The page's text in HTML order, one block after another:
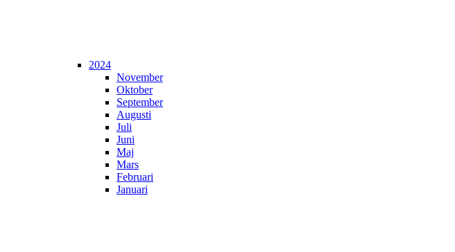
2024
November
Oktober
September
Augusti
Juli
Juni
Maj
Mars
Februari
Januari